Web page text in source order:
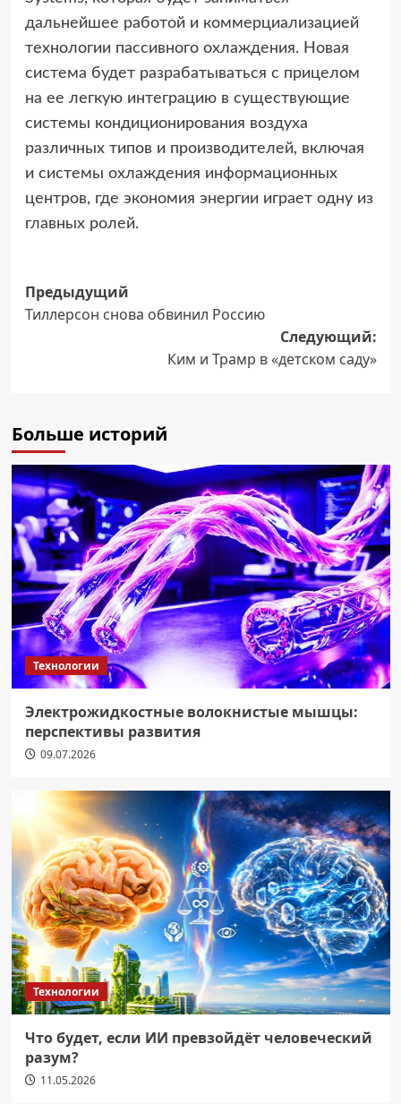
дальнейшее работой и коммерциализацией
технологии пассивного охлаждения. Новая
система будет разрабатываться с прицелом
на ее легкую интеграцию в существующие
системы кондиционирования воздуха
различных типов и производителей, включая
и системы охлаждения информационных
центров, где экономия энергии играет одну из
главных ролей.
Навигация
записи
Предыдущий
Тиллерсон снова обвинил Россию
Следующий:
Ким и Трамр в «детском саду»
Больше историй
Технологии
Электрожидкостные волокнистые мышцы:
перспективы развития
09.07.2026
Технологии
Что будет, если ИИ превзойдёт человеческий
разум?
11.05.2026